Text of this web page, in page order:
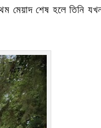
মেয়াদ শেষ হলে তিনি